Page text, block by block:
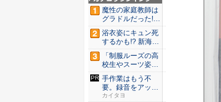
魔性の家庭教師は
グラドルだった!?
村雨...
浴衣姿にキュン死
するかも!? 新海ま
きが...
「制服ルーズの高
校生やスーツ姿の
OLを演...
手作業はもう不
要。録音をアップ
するだけの...
カイタヨ